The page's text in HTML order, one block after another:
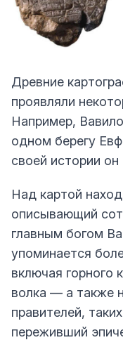
Древние
проявляли
Например,
одном берегу
своей истории он
Над картой
описывающий
главным богом
упоминается
включая горного
волка — а также
правителей,
переживший